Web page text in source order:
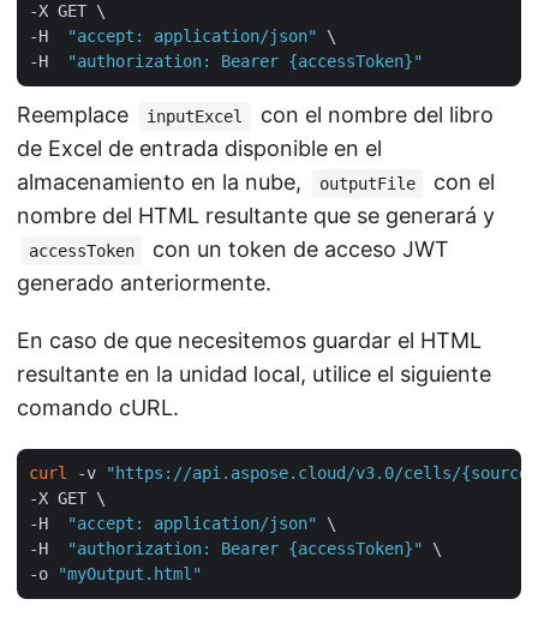
-X GET \
-H
"accept: application/json"
\
-H
"authorization: Bearer {accessToken}"
Reemplace inputExcel
con el nombre del libro
de Excel de entrada disponible en el
almacenamiento en la nube,
outputFile
con el
nombre del HTML resultante que se generará y
accessToken
con un token de acceso JWT
generado anteriormente.
En caso de que necesitemos guardar el HTML
resultante en la unidad local, utilice el siguiente
comando cURL.
curl -v
"https://api.aspose.cloud/v3.0/cells/
-X GET \
-H
"accept: application/json"
\
-H
"authorization: Bearer {accessToken}"
\
-o
"myOutput.html"